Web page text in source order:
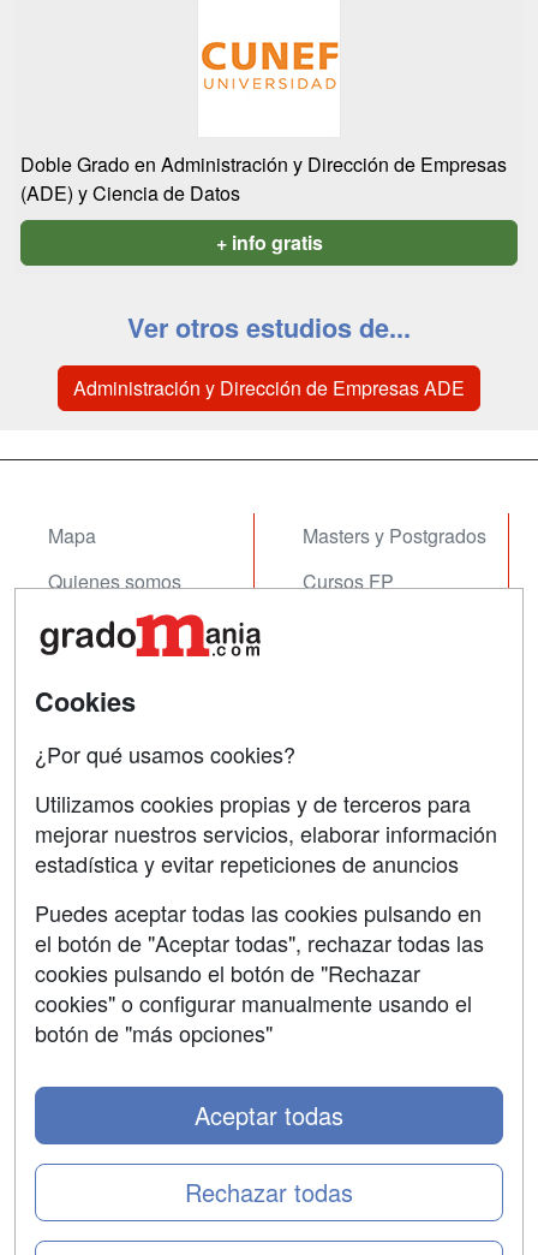
Doble Grado en Administración y Dirección de Empresas
(ADE) y Ciencia de Datos
+ info gratis
Ver otros estudios de...
Administración y Dirección de Empresas ADE
Mapa
Quienes somos
Tarifas publicidad
Acceso Centros
Masters y Postgrados
Cursos FP
Contactar
Confidencialidad
Aviso legal
Copyleft
Cookies
¿Por qué usamos cookies?
Utilizamos cookies propias y de terceros para
mejorar nuestros servicios, elaborar información
estadística y evitar repeticiones de anuncios
Puedes aceptar todas las cookies pulsando en
el botón de "Aceptar todas", rechazar todas las
cookies pulsando el botón de "Rechazar
cookies" o configurar manualmente usando el
botón de "más opciones"
Rechazar todas
Aceptar todas